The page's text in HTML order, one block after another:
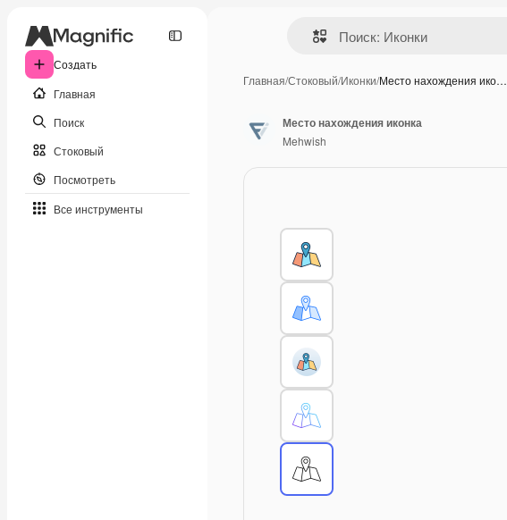
Создать
Главная
Поиск
Стоковый
Посмотреть
Все инструменты
Главная/Стоковый/Иконки/Место нахождения ико…
Место нахождения иконка
Mehwish